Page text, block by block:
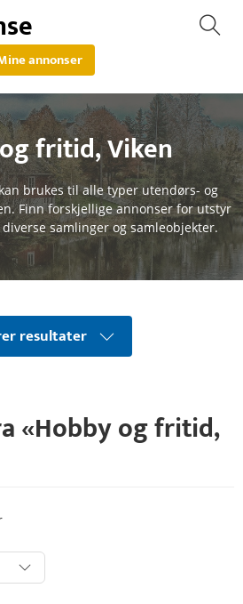
annonser
fritid,Viken
brukes til alle typer utendørs- og
Finn forskjellige annonser for utstyr
samlinger og samleobjekter.
resultater
«Hobby og fritid,